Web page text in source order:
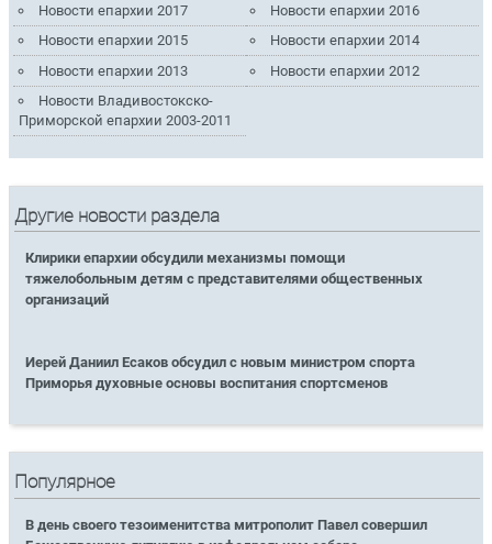
Новости епархии 2017
Новости епархии 2016
Новости епархии 2015
Новости епархии 2014
Новости епархии 2013
Новости епархии 2012
Новости Владивостокско-
Приморской епархии 2003-2011
Другие новости раздела
Клирики епархии обсудили механизмы помощи
тяжелобольным детям с представителями общественных
организаций
Иерей Даниил Есаков обсудил с новым министром спорта
Приморья духовные основы воспитания спортсменов
Популярное
В день своего тезоименитства митрополит Павел совершил